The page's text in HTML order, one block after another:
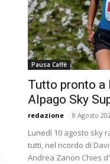
Pausa Caffè
Tutto pronto a
Alpago Sky
redazione - 8 Agosto
Lunedì 10 agosto sky
tutti, nel ricordo di
Andrea Zanon Chies